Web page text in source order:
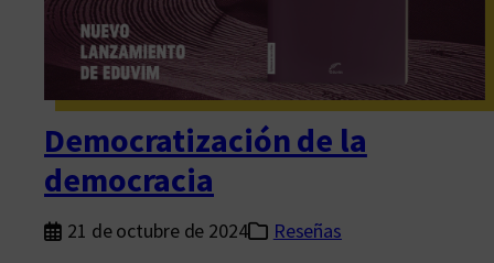
Democratización de la
democracia
21 de octubre de 2024 Reseñas